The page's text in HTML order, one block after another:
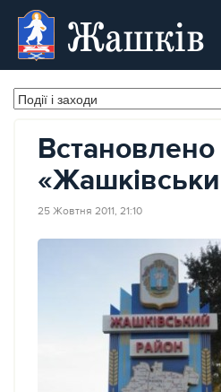
Жашків
Встановлено
25 Жовтня 2011, 21:10